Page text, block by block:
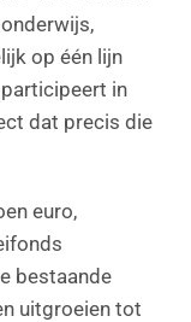
op één lijn
in
dat precis die
euro,
bestaande
uitgroeien tot